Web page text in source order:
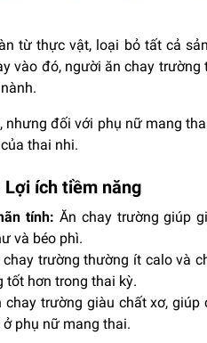
từ thực vật, loại bỏ tất cả
vào đó, người ăn chay trường
nhưng đối với phụ nữ mang
thai nhi.
ích tiềm năng
tính: Ăn chay trường giúp
và béo phì.
chay trường thường ít calo và
tốt hơn trong thai kỳ.
chay trường giàu chất xơ,
phụ nữ mang thai.